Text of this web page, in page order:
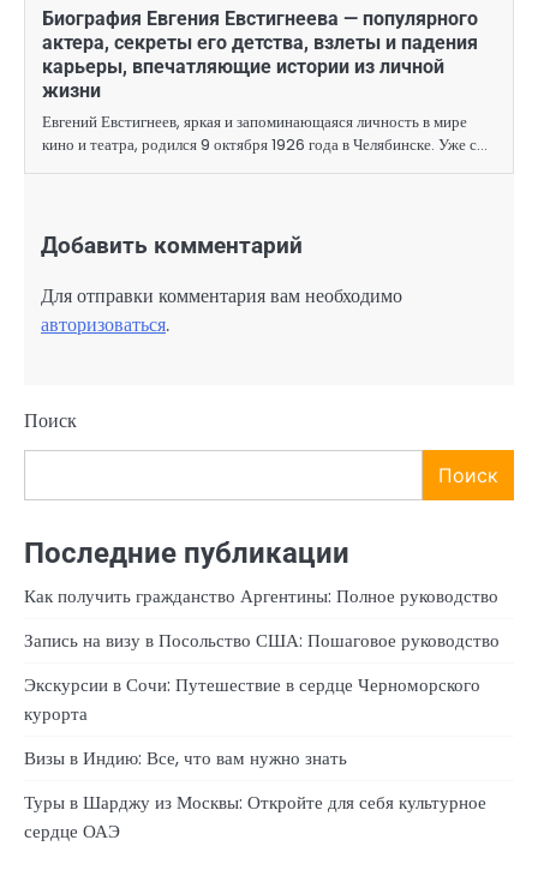
Биография Евгения Евстигнеева — популярного
актера, секреты его детства, взлеты и падения
карьеры, впечатляющие истории из личной
жизни
Евгений Евстигнеев, яркая и запоминающаяся личность в мире
кино и театра, родился 9 октября 1926 года в Челябинске. Уже с…
Добавить комментарий
Для отправки комментария вам необходимо
авторизоваться.
Поиск
Поиск
Последние публикации
Как получить гражданство Аргентины: Полное руководство
Запись на визу в Посольство США: Пошаговое руководство
Экскурсии в Сочи: Путешествие в сердце Черноморского
курорта
Визы в Индию: Все, что вам нужно знать
Туры в Шарджу из Москвы: Откройте для себя культурное
сердце ОАЭ